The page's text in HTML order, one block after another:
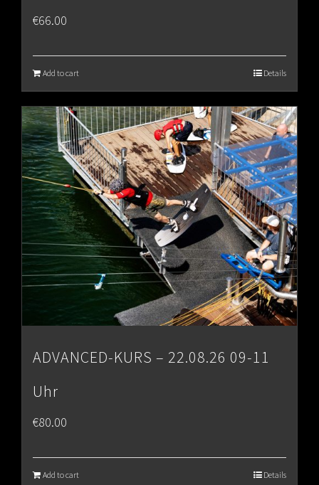
€66.00
Add to cart Details
ADVANCED-KURS – 22.08.26 09-11
Uhr
€80.00
Add to cart Details